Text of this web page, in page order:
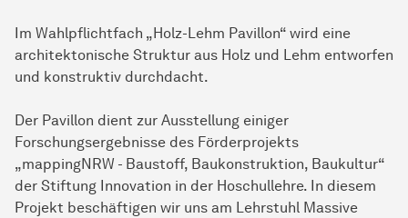
Im Wahlpflichtfach „Holz-Lehm Pavillon“ wird eine
architektonische Struktur aus Holz und Lehm entworfen
und konstruktiv durchdacht.
Der Pavillon dient zur Ausstellung einiger
Forschungsergebnisse des Förderprojekts
„mappingNRW - Baustoff, Baukonstruktion, Baukultur“
der Stiftung Innovation in der Hoschullehre. In diesem
Projekt beschäftigen wir uns am Lehrstuhl Massive